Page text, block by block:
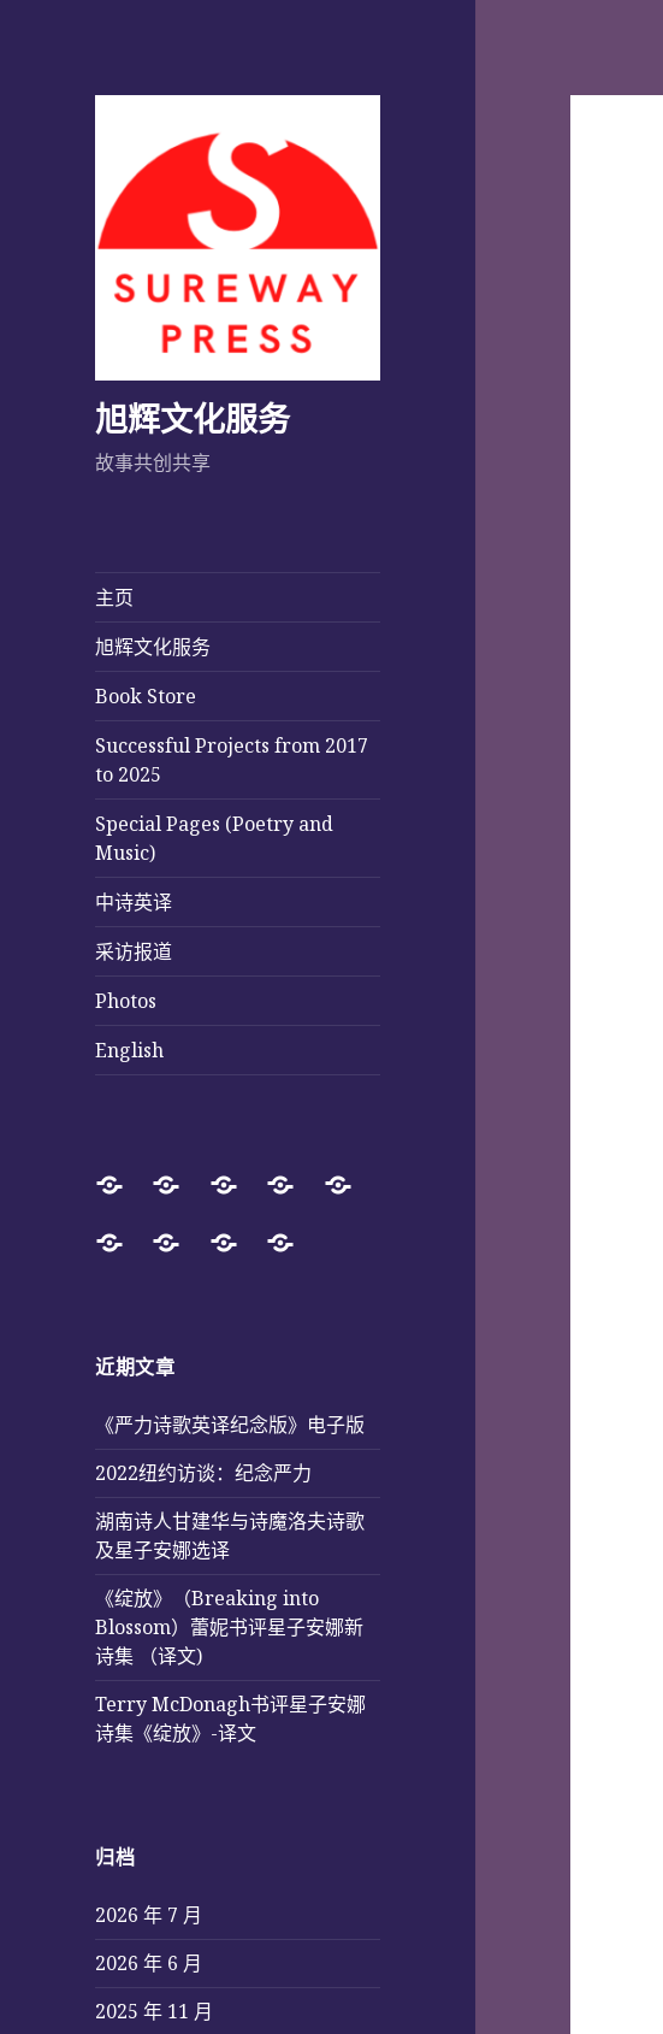
旭辉文化服务
故事共创共享
主页
旭辉文化服务
Book Store
Successful Projects from 2017
to 2025
Special Pages (Poetry and
Music)
中诗英译
采访报道
Photos
English
主
页
旭
辉
文
务
Book
Store
Successful
Projects
from
Special
中
译
采
道
PhotosEnglish
近期文章
《严力诗歌英译纪念版》电子版
2022纽约访谈：纪念严力
湖南诗人甘建华与诗魔洛夫诗歌
及星子安娜选译
《绽放》（Breaking into
Blossom）蕾妮书评星子安娜新
诗集 （译文)
Terry McDonagh书评星子安娜
诗集《绽放》-译文
归档
2026 年 7 月
2026 年 6 月
2025 年 11 月